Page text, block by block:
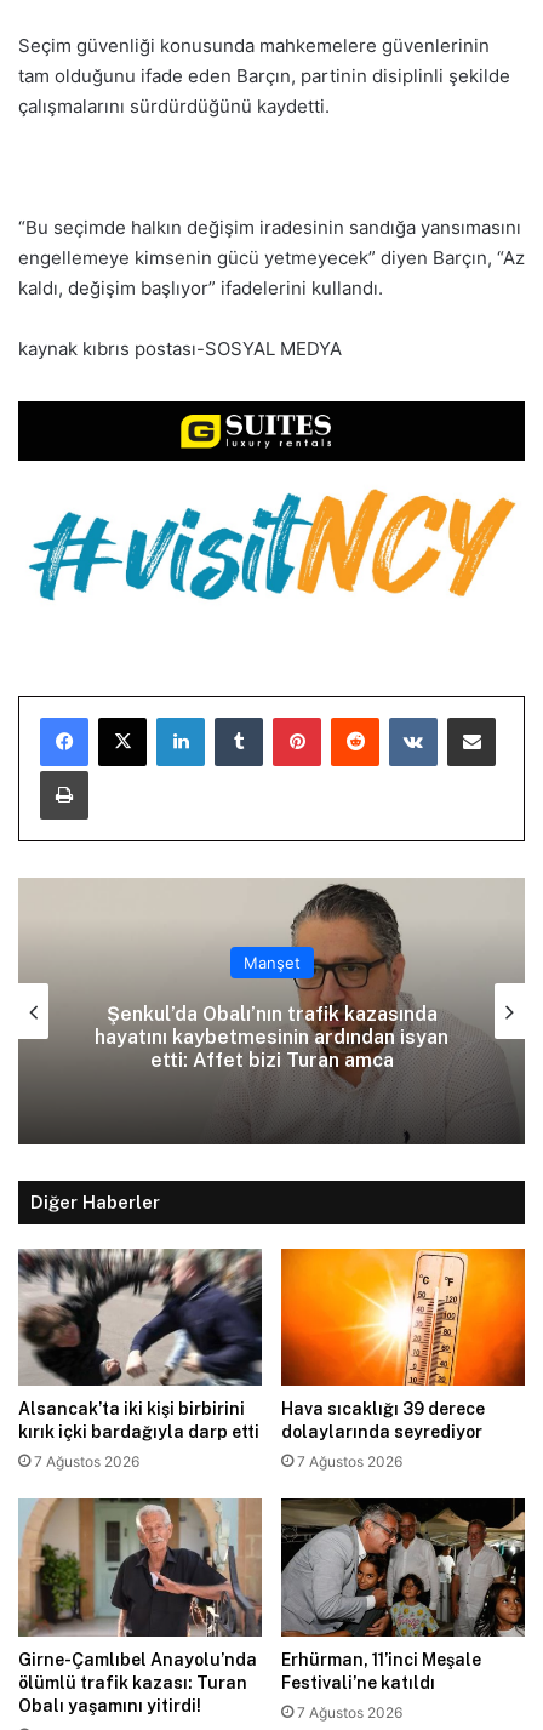
Seçim güvenliği konusunda mahkemelere güvenlerinin
tam olduğunu ifade eden Barçın, partinin disiplinli şekilde
çalışmalarını sürdürdüğünü kaydetti.
“Bu seçimde halkın değişim iradesinin sandığa yansımasını
engellemeye kimsenin gücü yetmeyecek” diyen Barçın, “Az
kaldı, değişim başlıyor” ifadelerini kullandı.
kaynak kıbrıs postası-SOSYAL MEDYA
LinkedInTumblr PinterestReddit VKontakteE-Posta ile paylaş
Yazdır
Manşet
Şenkul’da Obalı’nın trafik kazasında
hayatını kaybetmesinin ardından isyan
etti: Affet bizi Turan amca
Diğer Haberler
Alsancak’ta iki kişi birbirini
kırık içki bardağıyla darp etti
7 Ağustos 2026
Hava sıcaklığı 39 derece
dolaylarında seyrediyor
7 Ağustos 2026
Girne-Çamlıbel Anayolu’nda
ölümlü trafik kazası: Turan
Obalı yaşamını yitirdi!
Erhürman, 11’inci Meşale
Festivali’ne katıldı
7 Ağustos 2026